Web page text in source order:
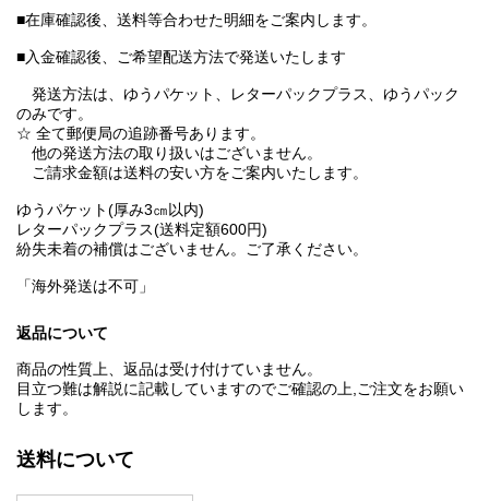
■在庫確認後、送料等合わせた明細をご案内します。
■入金確認後、ご希望配送方法で発送いたします
発送方法は、ゆうパケット、レターパックプラス、ゆうパック
のみです。
☆ 全て郵便局の追跡番号あります。
他の発送方法の取り扱いはございません。
ご請求金額は送料の安い方をご案内いたします。
ゆうパケット(厚み3㎝以内)
レターパックプラス(送料定額600円)
紛失未着の補償はございません。ご了承ください。
「海外発送は不可」
返品について
商品の性質上、返品は受け付けていません。
目立つ難は解説に記載していますのでご確認の上,ご注文をお願い
します。
送料について